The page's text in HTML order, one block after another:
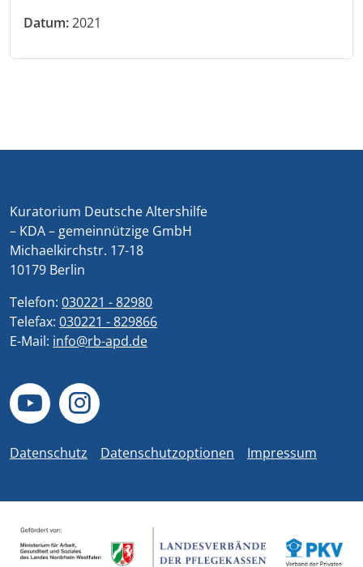
Datum:2021
Kuratorium Deutsche Altershilfe
– KDA – gemeinnützige GmbH
Michaelkirchstr. 17-18
10179 Berlin
Telefon: 030221 - 82980
Telefax: 030221 - 829866
E-Mail: info@rb-apd.de
Datenschutz Datenschutzoptionen Impressum